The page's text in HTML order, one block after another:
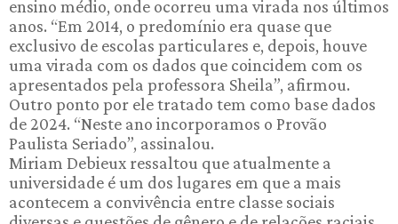
ensino médio, onde ocorreu uma virada nos últimos
anos. “Em 2014, o predomínio era quase que
exclusivo de escolas particulares e, depois, houve
uma virada com os dados que coincidem com os
apresentados pela professora Sheila”, afirmou.
Outro ponto por ele tratado tem como base dados
de 2024. “Neste ano incorporamos o Provão
Paulista Seriado”, assinalou.
Miriam Debieux ressaltou que atualmente a
universidade é um dos lugares em que a mais
acontecem a convivência entre classe sociais